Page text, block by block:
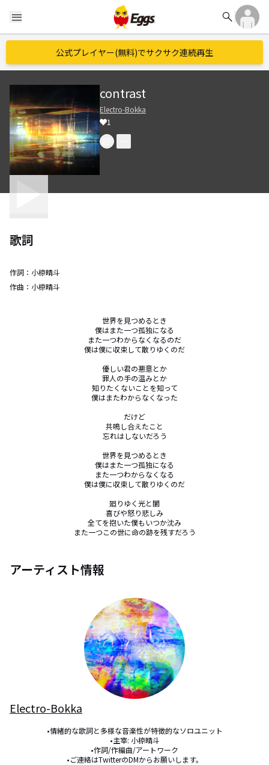
menu search
公式プレイヤー(無料)でサクサク連続再生
contrast
Electro-Bokka
1
歌詞
作詞： 小椋晴斗
作曲： 小椋晴斗
世界を見つめるとき
僕はまた一つ孤独になる
また一つわからなくなるのだ
僕は僕に収束して散りゆくのだ
優しい君の悪意とか
罪人の手の温みとか
知りたくないことを知って
僕はまたわからなくなった
だけど
共鳴し合えたこと
忘れはしないだろう
世界を見つめるとき
僕はまた一つ孤独になる
また一つわからなくなる
僕は僕に収束して散りゆくのだ
廻りゆく光と闇
喜びや怒り悲しみ
全てを抱いた僕もいつか沈み
また一つこの世に命の跡を残すだろう
アーティスト情報
Electro-Bokka
•情緒的な歌詞と多様な音楽性が特徴的なソロユニット
•主宰: 小椋晴斗
•作詞/作編曲/アートワーク
•ご連絡はTwitterのDMからお願いします。